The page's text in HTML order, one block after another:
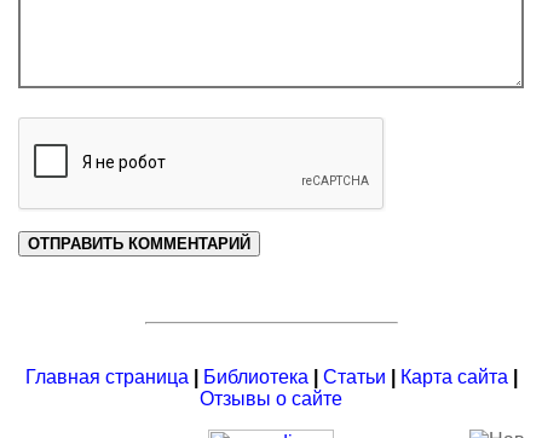
Главная страница Библиотека Статьи Карта сайта
Отзывы о сайте